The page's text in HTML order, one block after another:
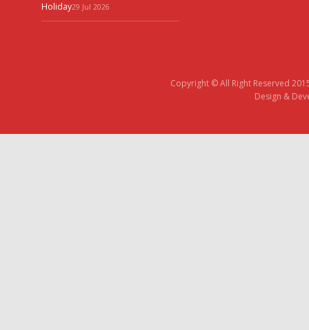
Holiday29 Jul 2026
Copyright © All Right Reserved
Design &